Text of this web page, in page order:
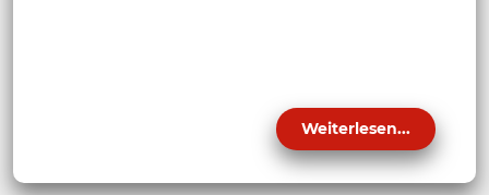
Weiterlesen...